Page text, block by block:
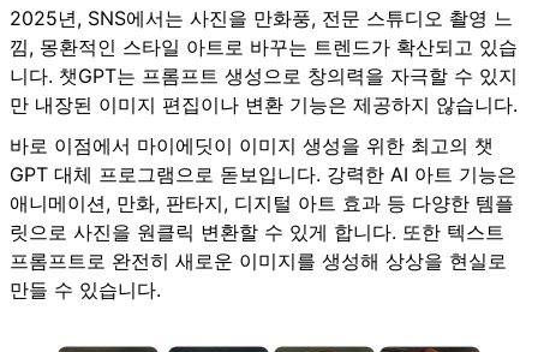
2025년, SNS에서는 사진을 만화풍, 전문 스튜디오 촬영 느
낌, 몽환적인 스타일 아트로 바꾸는 트렌드가 확산되고 있습
니다. 챗GPT는 프롬프트 생성으로 창의력을 자극할 수 있지
만 내장된 이미지 편집이나 변환 기능은 제공하지 않습니다.
바로 이점에서 마이에딧이 이미지 생성을 위한 최고의 챗
GPT 대체 프로그램으로 돋보입니다. 강력한 AI 아트 기능은
애니메이션, 만화, 판타지, 디지털 아트 효과 등 다양한 템플
릿으로 사진을 원클릭 변환할 수 있게 합니다. 또한 텍스트
프롬프트로 완전히 새로운 이미지를 생성해 상상을 현실로
만들 수 있습니다.